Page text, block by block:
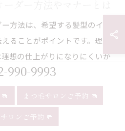
方法は、希望する髪型のイメ
ることがポイントです。理由
想の仕上がりになりにくいか
や雑誌の切り抜きを持参し、
すっきり」など詳細を伝える
時間を守り、事前にシャンプ
本的なマナーも大切です。
990-9993
まつ毛サロンご予約
ロンご予約